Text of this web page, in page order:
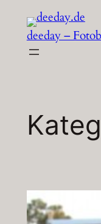
Inhalt
springen
deeday –